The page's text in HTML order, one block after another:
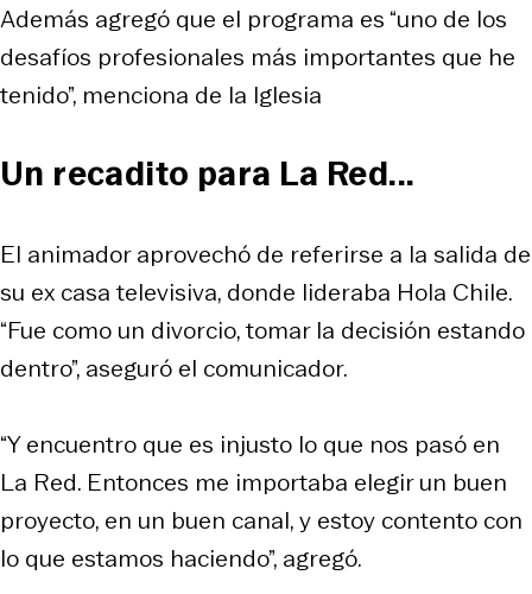
Además agregó que el programa es “uno de los
desafíos profesionales más importantes que he
tenido”, menciona de la Iglesia
Un recadito para La Red...
El animador aprovechó de referirse a la salida de
su ex casa televisiva, donde lideraba Hola Chile.
“Fue como un divorcio, tomar la decisión estando
dentro”, aseguró el comunicador.
“Y encuentro que es injusto lo que nos pasó en
La Red. Entonces me importaba elegir un buen
proyecto, en un buen canal, y estoy contento con
lo que estamos haciendo”, agregó.